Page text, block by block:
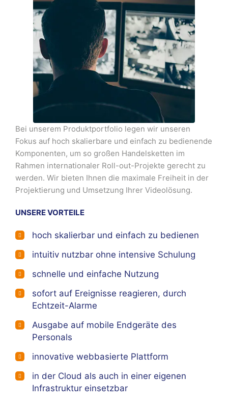
Bei unserem Produktportfolio legen wir unseren
Fokus auf hoch skalierbare und einfach zu bedienende
Komponenten, um so großen Handelsketten im
Rahmen internationaler Roll-out-Projekte gerecht zu
werden. Wir bieten Ihnen die maximale Freiheit in der
Projektierung und Umsetzung Ihrer Videolösung.
UNSERE VORTEILE
hoch skalierbar und einfach zu bedienen
intuitiv nutzbar ohne intensive Schulung
schnelle und einfache Nutzung
sofort auf Ereignisse reagieren, durch
Echtzeit-Alarme
Ausgabe auf mobile Endgeräte des
Personals
innovative webbasierte Plattform
in der Cloud als auch in einer eigenen
Infrastruktur einsetzbar